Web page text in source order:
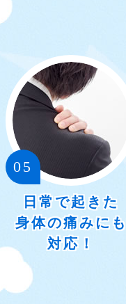
05
日常で起きた
身体の痛みにも
対応！